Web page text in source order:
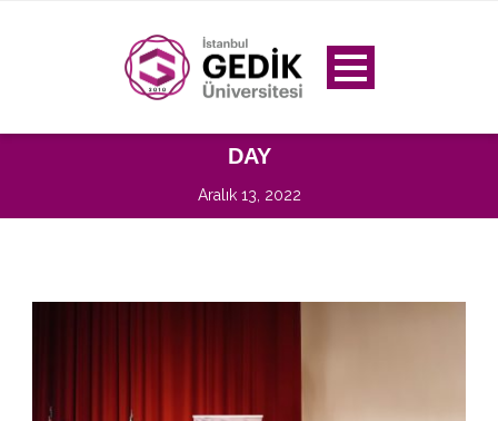
DAY
Aralık 13, 2022